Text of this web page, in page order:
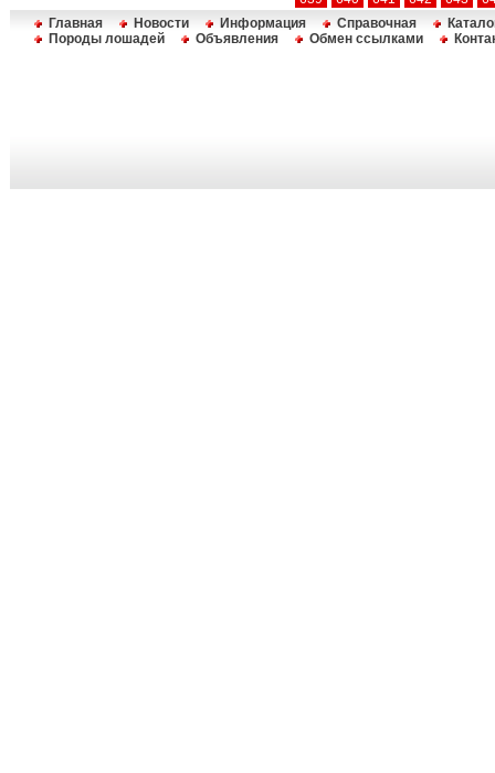
Главная
Новости Информация Справочная
Породы лошадей
Объявления Обмен ссылками